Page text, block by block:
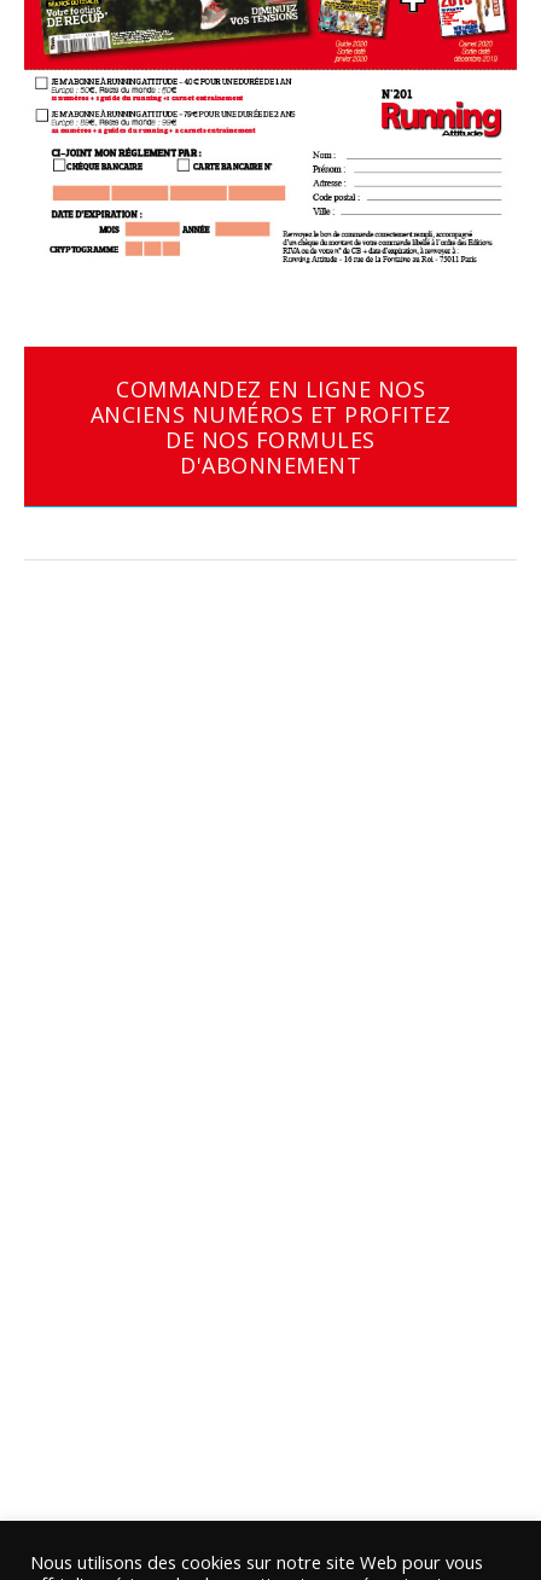
COMMANDEZ EN LIGNE NOS
ANCIENS NUMÉROS ET PROFITEZ
DE NOS FORMULES
D'ABONNEMENT
Nous utilisons des cookies sur notre site Web pour vous